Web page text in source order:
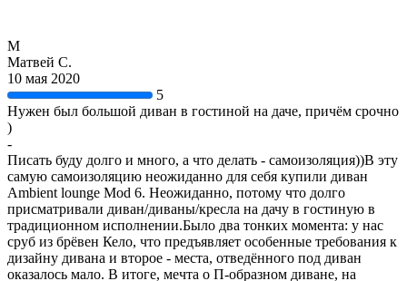
М
Матвей С.
10 мая 2020
5
Нужен был большой диван в гостиной на даче, причём срочно
)
-
Писать буду долго и много, а что делать - самоизоляция))В эту
самую самоизоляцию неожиданно для себя купили диван
Ambient lounge Mod 6. Неожиданно, потому что долго
присматривали диван/диваны/кресла на дачу в гостиную в
традиционном исполнении.Было два тонких момента: у нас
сруб из брёвен Кело, что предъявляет особенные требования к
дизайну дивана и второе - места, отведённого под диван
оказалось мало. В итоге, мечта о П-образном диване, на